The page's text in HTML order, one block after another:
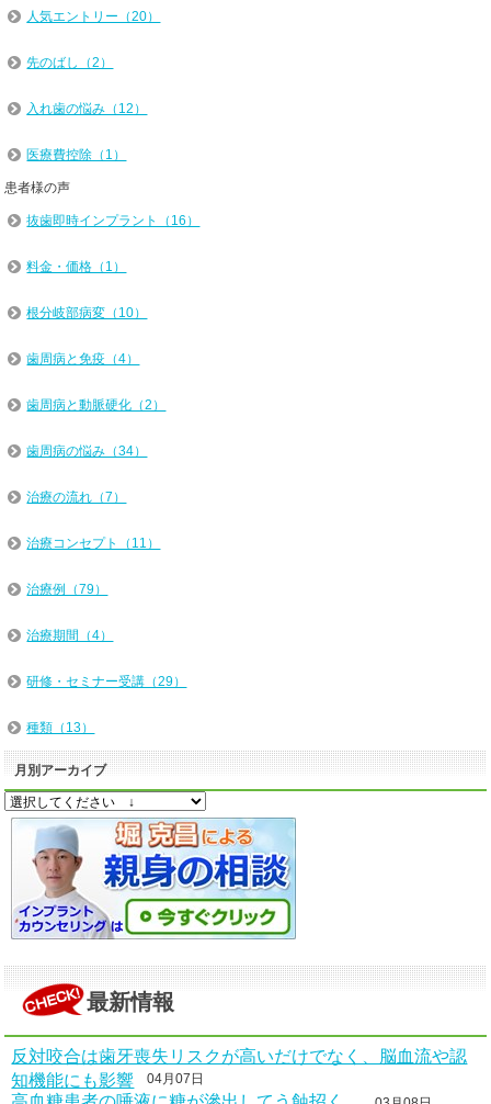
人気エントリー（20）
先のばし（2）
入れ歯の悩み（12）
医療費控除（1）
患者様の声
抜歯即時インプラント（16）
料金・価格（1）
根分岐部病変（10）
歯周病と免疫（4）
歯周病と動脈硬化（2）
歯周病の悩み（34）
治療の流れ（7）
治療コンセプト（11）
治療例（79）
治療期間（4）
研修・セミナー受講（29）
種類（13）
月別アーカイブ
最新情報
反対咬合は歯牙喪失リスクが高いだけでなく、脳血流や認
知機能にも影響 04月07日